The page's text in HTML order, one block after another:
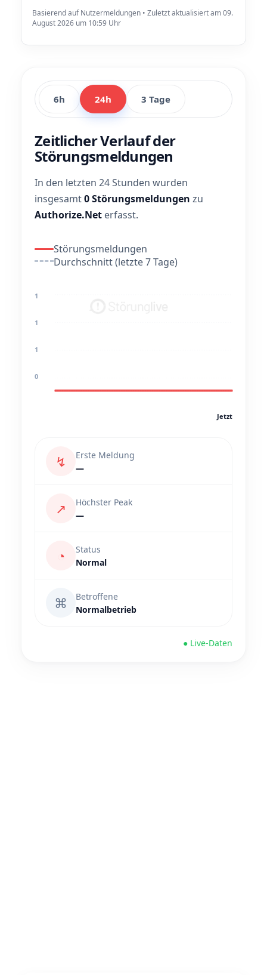
Basierend auf Nutzermeldungen • Zuletzt aktualisiert am 09.
August 2026 um 10:59 Uhr
6h 24h 3 Tage
Zeitlicher Verlauf der
Störungsmeldungen
In den letzten 24 Stunden wurden
insgesamt0 Störungsmeldungen zu
Authorize.Net erfasst.
Störungsmeldungen
Durchschnitt (letzte 7 Tage)
1
1
1
0
Jetzt
↯
Erste Meldung
—
↗
Höchster Peak
—
◔
Status
Normal
⌘
Betroffene
Normalbetrieb
● Live-Daten